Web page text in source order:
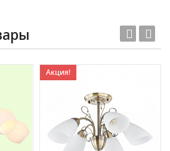
Акция!